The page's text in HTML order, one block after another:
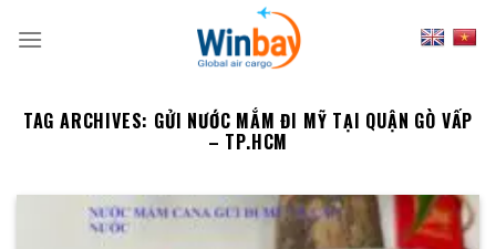
TAG ARCHIVES: GỬI NƯỚC MẮM ĐI MỸ TẠI QUẬN GÒ VẤP
– TP.HCM